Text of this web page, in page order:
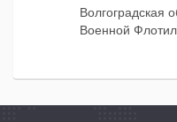
Волгоградская
Военной